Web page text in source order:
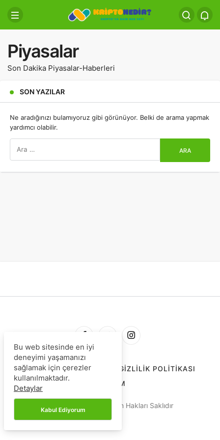
Piyasalar
Son Dakika Piyasalar-Haberleri
SON YAZILAR
Ne aradığınızı bulamıyoruz gibi görünüyor. Belki de arama yapmak
yardımcı olabilir.
HAKKIMIZDA İLETIŞIM
GIZLILIK POLITIKASI
REKLAM
© Copyright 2025, Tüm Hakları Saklıdır
Bu web sitesinde en iyi
deneyimi yaşamanızı
sağlamak için çerezler
kullanılmaktadır.
Detaylar
Kabul Ediyorum